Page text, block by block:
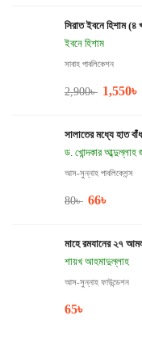
সিরাত ইবনে হিশাম
ইবনে হিশাম
সাবাহ পাবলিকেশন
2,900৳ 1,550৳
সালাতের মধ্যে হাত
ড. খোন্দকার আব্দুল্লাহ
আস-সুন্নাহ পাবলিকেশন্স
80৳ 66৳
মাহে রমযানের ২৭
শায়খ আহমাদুল্লাহ
আস-সুন্নাহ ফাউন্ডেশন
65৳